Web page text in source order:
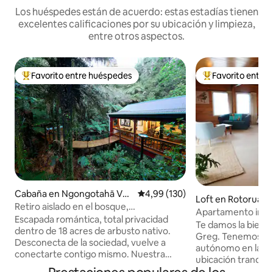
Los huéspedes están de acuerdo: estas estadías tienen
excelentes calificaciones por su ubicación y limpieza,
entre otros aspectos.
Favorito entre los huéspedes más destacados
Favorito entre huéspedes
Cabaña en Ngongotahā Vall
ey
Calificación promedio: 4,99 de
4,99 (130)
Retiro aislado en el bosque,
Paradise Valley, Rotorua
Escapada romántica, total privacidad
dentro de 18 acres de arbusto nativo.
Desconecta de la sociedad, vuelve a
conectarte contigo mismo. Nuestra
minicasa en los árboles está situada
Favorito entre
Favorito entre
Loft en Rotorua
Apartamento
ciudad y el bosque
Te damos la
Greg. Tenemos un apartamento
autónomo en la
ubicación